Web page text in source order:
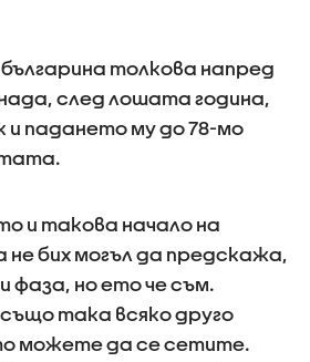
толкова напред
след лошата година,
и падането му до 78-мо
и такова начало на
не бих могъл да предскажа,
фаза, но ето че съм.
така всяко друго
можете да се сетите.